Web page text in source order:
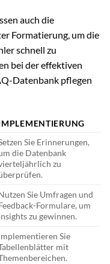
auch die
Formatierung, um die
schnell zu
bei der effektiven
Datenbank pflegen
Sie Erinnerungen,
die Datenbank
zu
Sie Umfragen und
Formulare, um
zu gewinnen.
Sie
mit